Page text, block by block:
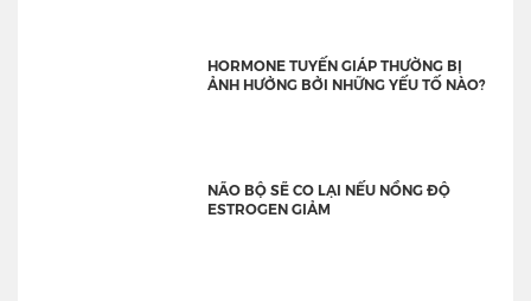
HORMONE TUYẾN GIÁP THƯỜNG BỊ
ẢNH HƯỞNG BỞI NHỮNG YẾU TỐ NÀO?
NÃO BỘ SẼ CO LẠI NẾU NỒNG ĐỘ
ESTROGEN GIẢM